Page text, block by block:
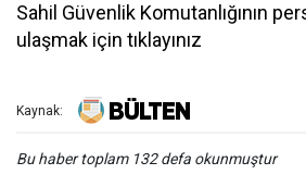
Sahil Güvenlik Komutanlığının
ulaşmak için tıklayınız
Kaynak:
Bu haber toplam 132 defa okunmuştur